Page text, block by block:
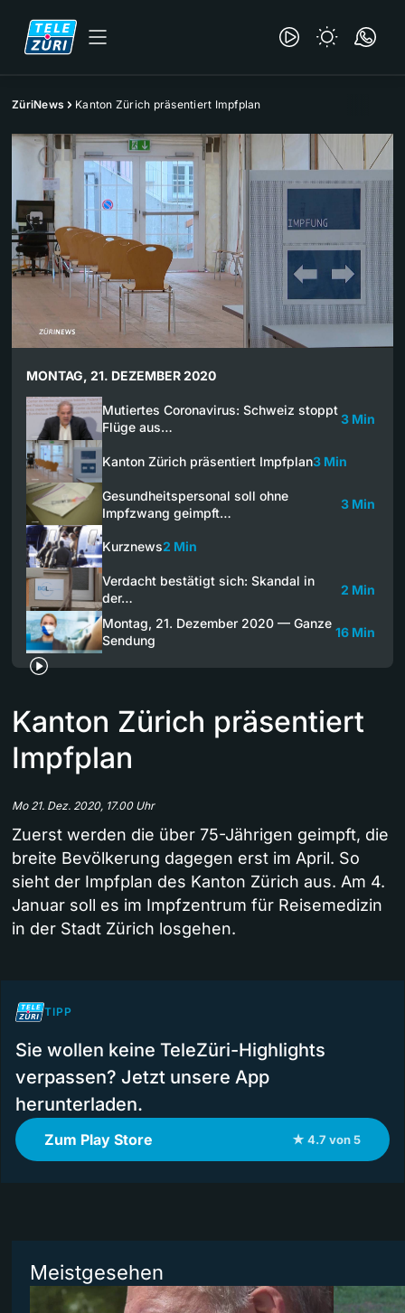
ZüriNews Kanton Zürich präsentiert Impfplan
MONTAG, 21. DEZEMBER 2020
Mutiertes Coronavirus: Schweiz stoppt
Flüge aus…
3 Min
Kanton Zürich präsentiert Impfplan3 Min
Gesundheitspersonal soll ohne
Impfzwang geimpft…
3 Min
Kurznews2 Min
Verdacht bestätigt sich: Skandal in
der…
2 Min
Montag, 21. Dezember 2020 — Ganze
Sendung
16 Min
Kanton Zürich präsentiert
Impfplan
Mo 21. Dez. 2020, 17.00 Uhr
Zuerst werden die über 75-Jährigen geimpft, die
breite Bevölkerung dagegen erst im April. So
sieht der Impfplan des Kanton Zürich aus. Am 4.
Januar soll es im Impfzentrum für Reisemedizin
in der Stadt Zürich losgehen.
TIPP
Sie wollen keine TeleZüri-Highlights
verpassen? Jetzt unsere App
herunterladen.
Zum Play Store ★ 4.7 von 5
Meistgesehen